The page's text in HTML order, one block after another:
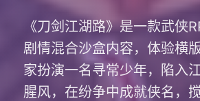
《刀剑江湖路》是一款武侠
剧情混合沙盒内容，体验横
家扮演一名寻常少年，陷入
腥风，在纷争中成就侠名，